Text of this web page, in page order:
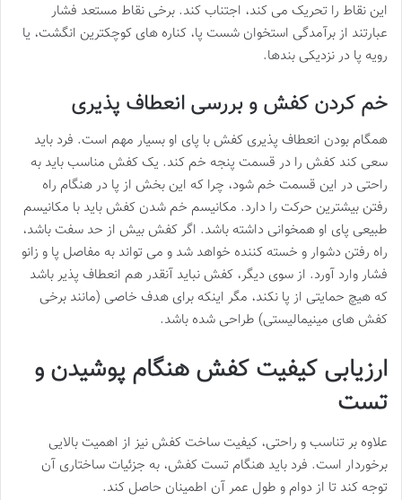
این نقاط را تحریک می کند، اجتناب کند. برخی نقاط مستعد فشار
عبارتند از برآمدگی استخوان شست پا، کناره های کوچکترین انگشت، یا
رویه پا در نزدیکی بندها.
خم کردن کفش و بررسی انعطاف پذیری
همگام بودن انعطاف پذیری کفش با پای او بسیار مهم است. فرد باید
سعی کند کفش را در قسمت پنجه خم کند. یک کفش مناسب باید به
راحتی در این قسمت خم شود، چرا که این بخش از پا در هنگام راه
رفتن بیشترین حرکت را دارد. مکانیسم خم شدن کفش باید با مکانیسم
طبیعی پای او همخوانی داشته باشد. اگر کفش بیش از حد سفت باشد،
راه رفتن دشوار و خسته کننده خواهد شد و می تواند به مفاصل پا و زانو
فشار وارد آورد. از سوی دیگر، کفش نباید آنقدر هم انعطاف پذیر باشد
که هیچ حمایتی از پا نکند، مگر اینکه برای هدف خاصی (مانند برخی
کفش های مینیمالیستی) طراحی شده باشد.
ارزیابی کیفیت کفش هنگام پوشیدن و
تست
علاوه بر تناسب و راحتی، کیفیت ساخت کفش نیز از اهمیت بالایی
برخوردار است. فرد باید هنگام تست کفش، به جزئیات ساختاری آن
توجه کند تا از دوام و طول عمر آن اطمینان حاصل کند.